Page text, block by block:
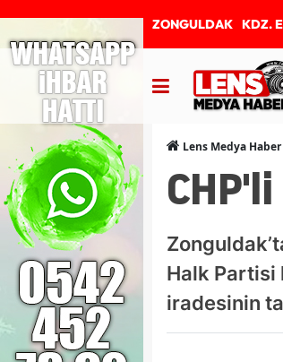
ZONGULDAK KDZ.
Lens Medya Haber
Halk Partisi
iradesinin